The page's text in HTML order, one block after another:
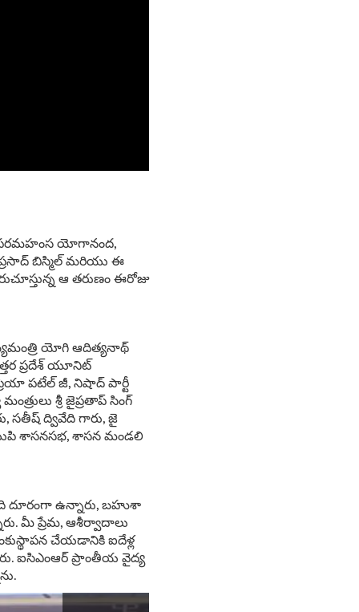
పరమహంస యోగానంద,
బిస్మిల్ మరియు ఈ
ఆ తరుణం ఈరోజు
యోగి ఆదిత్యనాథ్
ప్రదేశ్ యూనిట్
పటేల్ జీ, నిషాద్ పార్టీ
శ్రీ జైప్రతాప్ సింగ్
సతీష్ ద్వివేది గారు, జై
శాసనసభ, శాసన మండలి
దూరంగా ఉన్నారు, బహుశా
మీ ప్రేమ, ఆశీర్వాదాలు
చేయడానికి ఐదేళ్ల
ఐసిఎంఆర్ ప్రాంతీయ వైద్య